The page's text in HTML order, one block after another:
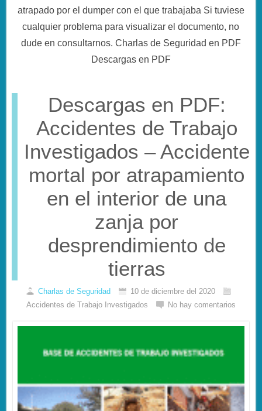
atrapado por el dumper con el que trabajaba Si tuviese
cualquier problema para visualizar el documento, no
dude en consultarnos. Charlas de Seguridad en PDF
Descargas en PDF
Descargas en PDF:
Accidentes de Trabajo
Investigados – Accidente
mortal por atrapamiento
en el interior de una
zanja por
desprendimiento de
tierras
Charlas de Seguridad
10 de diciembre del 2020
Accidentes de Trabajo Investigados
No hay comentarios